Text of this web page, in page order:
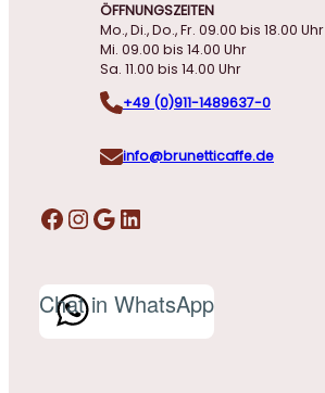
ÖFFNUNGSZEITEN
Mo., Di., Do., Fr. 09.00 bis 18.00 Uhr
Mi. 09.00 bis 14.00 Uhr
Sa. 11.00 bis 14.00 Uhr
+49 (0)911-1489637-0
info@brunetticaffe.de
Facebook InstagramGoogle LinkedIn
Chat in WhatsApp